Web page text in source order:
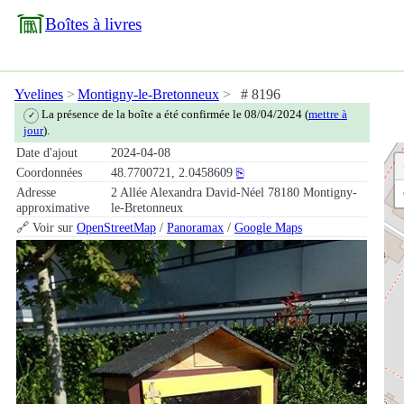
Boîtes à livres
Yvelines Montigny-le-Bretonneux # 8196
✓ La présence de la boîte a été confirmée le 08/04/2024 (mettre à
jour).
Date d'ajout
2024-04-08
Coordonnées
48.7700721, 2.0458609 ⎘
Adresse
approximative
2 Allée Alexandra David-Néel 78180 Montigny-
le-Bretonneux
🔗 Voir sur OpenStreetMap / Panoramax / Google Maps